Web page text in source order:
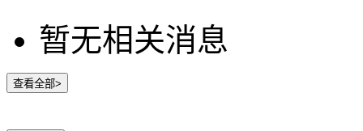
暂无相关消息
查看全部>